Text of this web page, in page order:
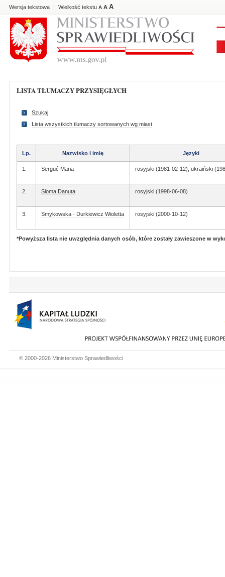
Wersja tekstowa | Wielkość tekstu A A A
LISTA TŁUMACZY PRZYSIĘGŁYCH
Szukaj
Lista wszystkich tlumaczy sortowanych wg miast
Lp. Nazwisko i imię Języki
1. Serguć Maria rosyjski (1981-02-12), ukraiński
2. Słoma Danuta rosyjski (1998-06-08)
3. Smykowska - Durkiewicz Wioletta rosyjski (2000-10-12)
*Powyższa lista nie uwzględnia danych osób, które zostały zawieszone w
© 2000-2026 Ministerstwo Sprawiedliwości